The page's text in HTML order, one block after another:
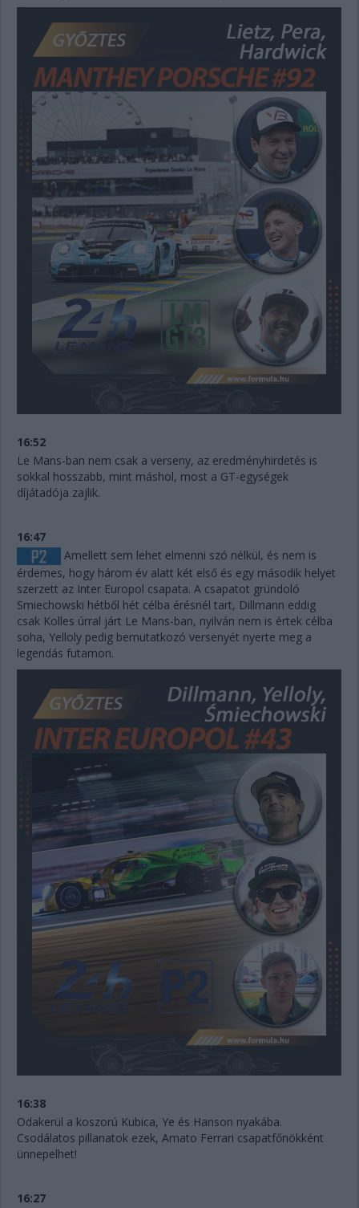
16:52
Le Mans-ban nem csak a verseny, az eredményhirdetés is
sokkal hosszabb, mint máshol, most a GT-egységek
díjátadója zajlik.
16:47
Amellett sem lehet elmenni szó nélkül, és nem is
érdemes, hogy három év alatt két első és egy második helyet
szerzett az Inter Europol csapata. A csapatot gründoló
Smiechowski hétből hét célba érésnél tart, Dillmann eddig
csak Kolles úrral járt Le Mans-ban, nyilván nem is értek célba
soha, Yelloly pedig bemutatkozó versenyét nyerte meg a
legendás futamon.
16:38
Odakerül a koszorú Kubica, Ye és Hanson nyakába.
Csodálatos pillanatok ezek, Amato Ferrari csapatfőnökként
ünnepelhet!
16:27